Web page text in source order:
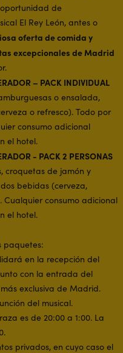
de
El Rey León, antes o
oferta de comida y
excepcionales de Madrid
– PACK INDIVIDUAL
o ensalada,
o refresco). Todo por
consumo adicional
el hotel.
- PACK 2 PERSONAS
croquetas de jamón y
bebidas (cerveza,
Cualquier consumo adicional
el hotel.
paquetes:
en la recepción del
con la entrada del
exclusiva de Madrid.
del musical.
es de 20:00 a 1:00. La
privados, en cuyo caso el